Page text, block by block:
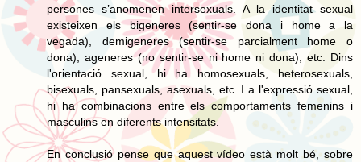
persones s’anomenen intersexuals. A la identitat sexual
existeixen els bigeneres (sentir-se dona i home a la
vegada), demigeneres (sentir-se parcialment home o
dona), ageneres (no sentir-se ni home ni dona), etc. Dins
l'orientació sexual, hi ha homosexuals, heterosexuals,
bisexuals, pansexuals, asexuals, etc. I a l'expressió sexual,
hi ha combinacions entre els comportaments femenins i
masculins en diferents intensitats.
En conclusió pense que aquest vídeo està molt bé, sobre